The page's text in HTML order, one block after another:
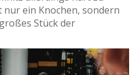
ein Knochen, sondern
Stück der